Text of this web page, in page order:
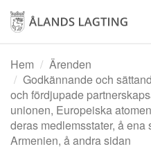
Hoppa
huvudinnehåll
Hem
Ärenden
Godkännande och
och fördjupade
unionen, Europeiska
deras medlemsstater, å
Armenien, å andra sidan